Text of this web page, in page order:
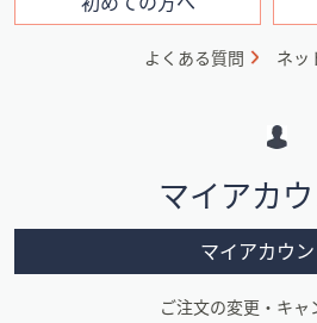
ン
よくある質問 ネッ
マイアカ
マイアカウ
ご注文の変更・キャ